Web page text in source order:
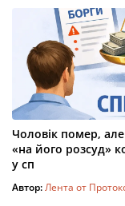
Чоловік помер,
«на його розсуд»
у сп
Автор:Лента от